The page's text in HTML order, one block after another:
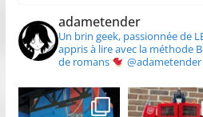
adametender
Un brin geek, passionnée de
appris à lire avec la méthode
de romans
@adametender